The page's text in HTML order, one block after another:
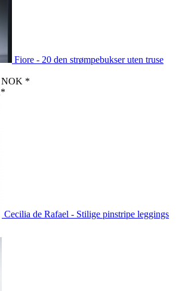
Fiore - 20 den strømpebukser uten truse
NOK *
Cecilia de Rafael - Stilige pinstripe leggings